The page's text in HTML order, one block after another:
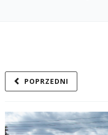
POPRZEDNI